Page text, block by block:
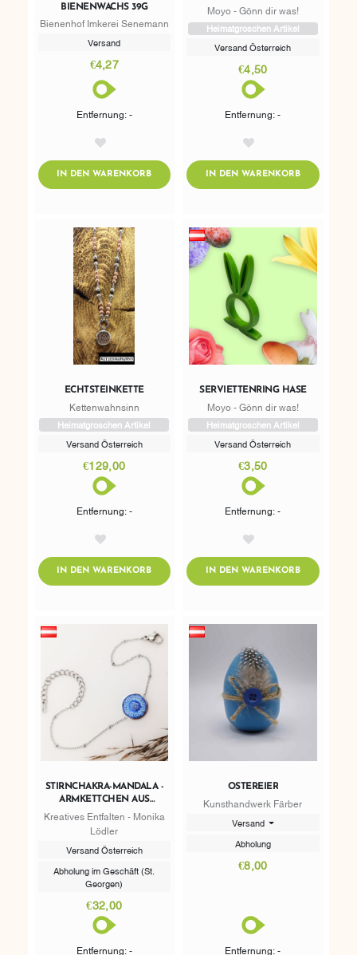
BIENENWACHS 39G
Bienenhof Imkerei Senemann
Versand
€4,27
Entfernung: -
IN DEN WARENKORBADDTOCART
Moyo - Gönn dir was!
Heimatgroschen Artikel
Versand Österreich
€4,50
Entfernung: -
IN DEN WARENKORBADDTOCART
ECHTSTEINKETTE
Kettenwahnsinn
Heimatgroschen Artikel
Versand Österreich
€129,00
Entfernung: -
IN DEN WARENKORBADDTOCART
SERVIETTENRING HASE
Moyo - Gönn dir was!
Heimatgroschen Artikel
Versand Österreich
€3,50
Entfernung: -
IN DEN WARENKORBADDTOCART
STIRNCHAKRA-MANDALA -
ARMKETTCHEN AUS
EDELSTAHL
Kreatives Entfalten - Monika
Lödler
Versand Österreich
Abholung im Geschäft (St.
Georgen)
€32,00
Entfernung: -
OSTEREIER
Kunsthandwerk Färber
Versand
Abholung
€8,00
Entfernung: -